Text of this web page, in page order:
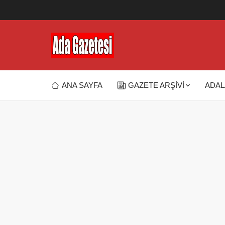
ANA SAYFA GAZETE ARŞİVİ